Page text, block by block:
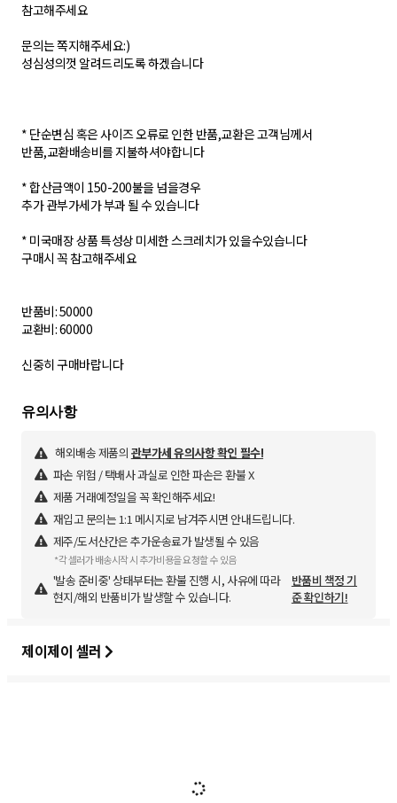
참고해주세요
문의는 쪽지해주세요:)
성심성의껏 알려드리도록 하겠습니다
* 단순변심 혹은 사이즈 오류로 인한 반품,교환은 고객님께서
반품,교환배송비를 지불하셔야합니다
* 합산금액이 150-200불을 넘을경우
추가 관부가세가 부과 될 수 있습니다
* 미국매장 상품 특성상 미세한 스크레치가 있을수있습니다
구매시 꼭 참고해주세요
반품비: 50000
교환비: 60000
신중히 구매바랍니다
유의사항
해외배송 제품의 관부가세 유의사항 확인 필수!
파손 위험 / 택배사 과실로 인한 파손은 환불 X
제품 거래예정일을 꼭 확인해주세요!
재입고 문의는 1:1 메시지로 남겨주시면 안내드립니다.
제주/도서산간은 추가운송료가 발생될 수 있음
*각 셀러가 배송시작 시 추가비용을 요청할 수 있음
'발송 준비중' 상태부터는 환불 진행 시, 사유에 따라
현지/해외 반품비가 발생할 수 있습니다.
반품비 책정 기
준 확인하기!
제이제이 셀러